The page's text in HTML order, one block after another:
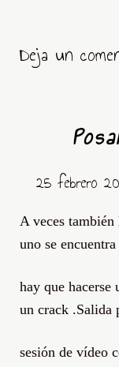
Deja un
25 febrero
A veces también
uno se
hay que
un crack .Salida
sesión de vídeo